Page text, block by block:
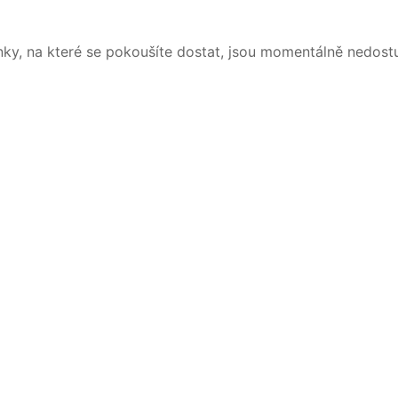
na které se pokoušíte dostat, jsou momentálně